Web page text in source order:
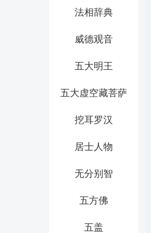
法相辞典
威德观音
五大明王
五大虚空藏菩萨
挖耳罗汉
居士人物
无分别智
五方佛
五盖